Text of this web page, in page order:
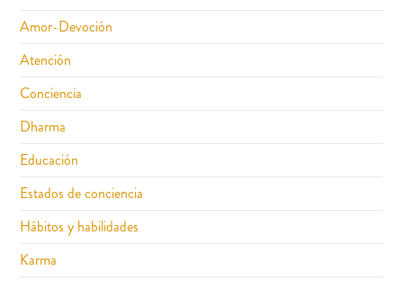
Amor-Devoción
Atención
Conciencia
Dharma
Educación
Estados de conciencia
Hábitos y habilidades
Karma